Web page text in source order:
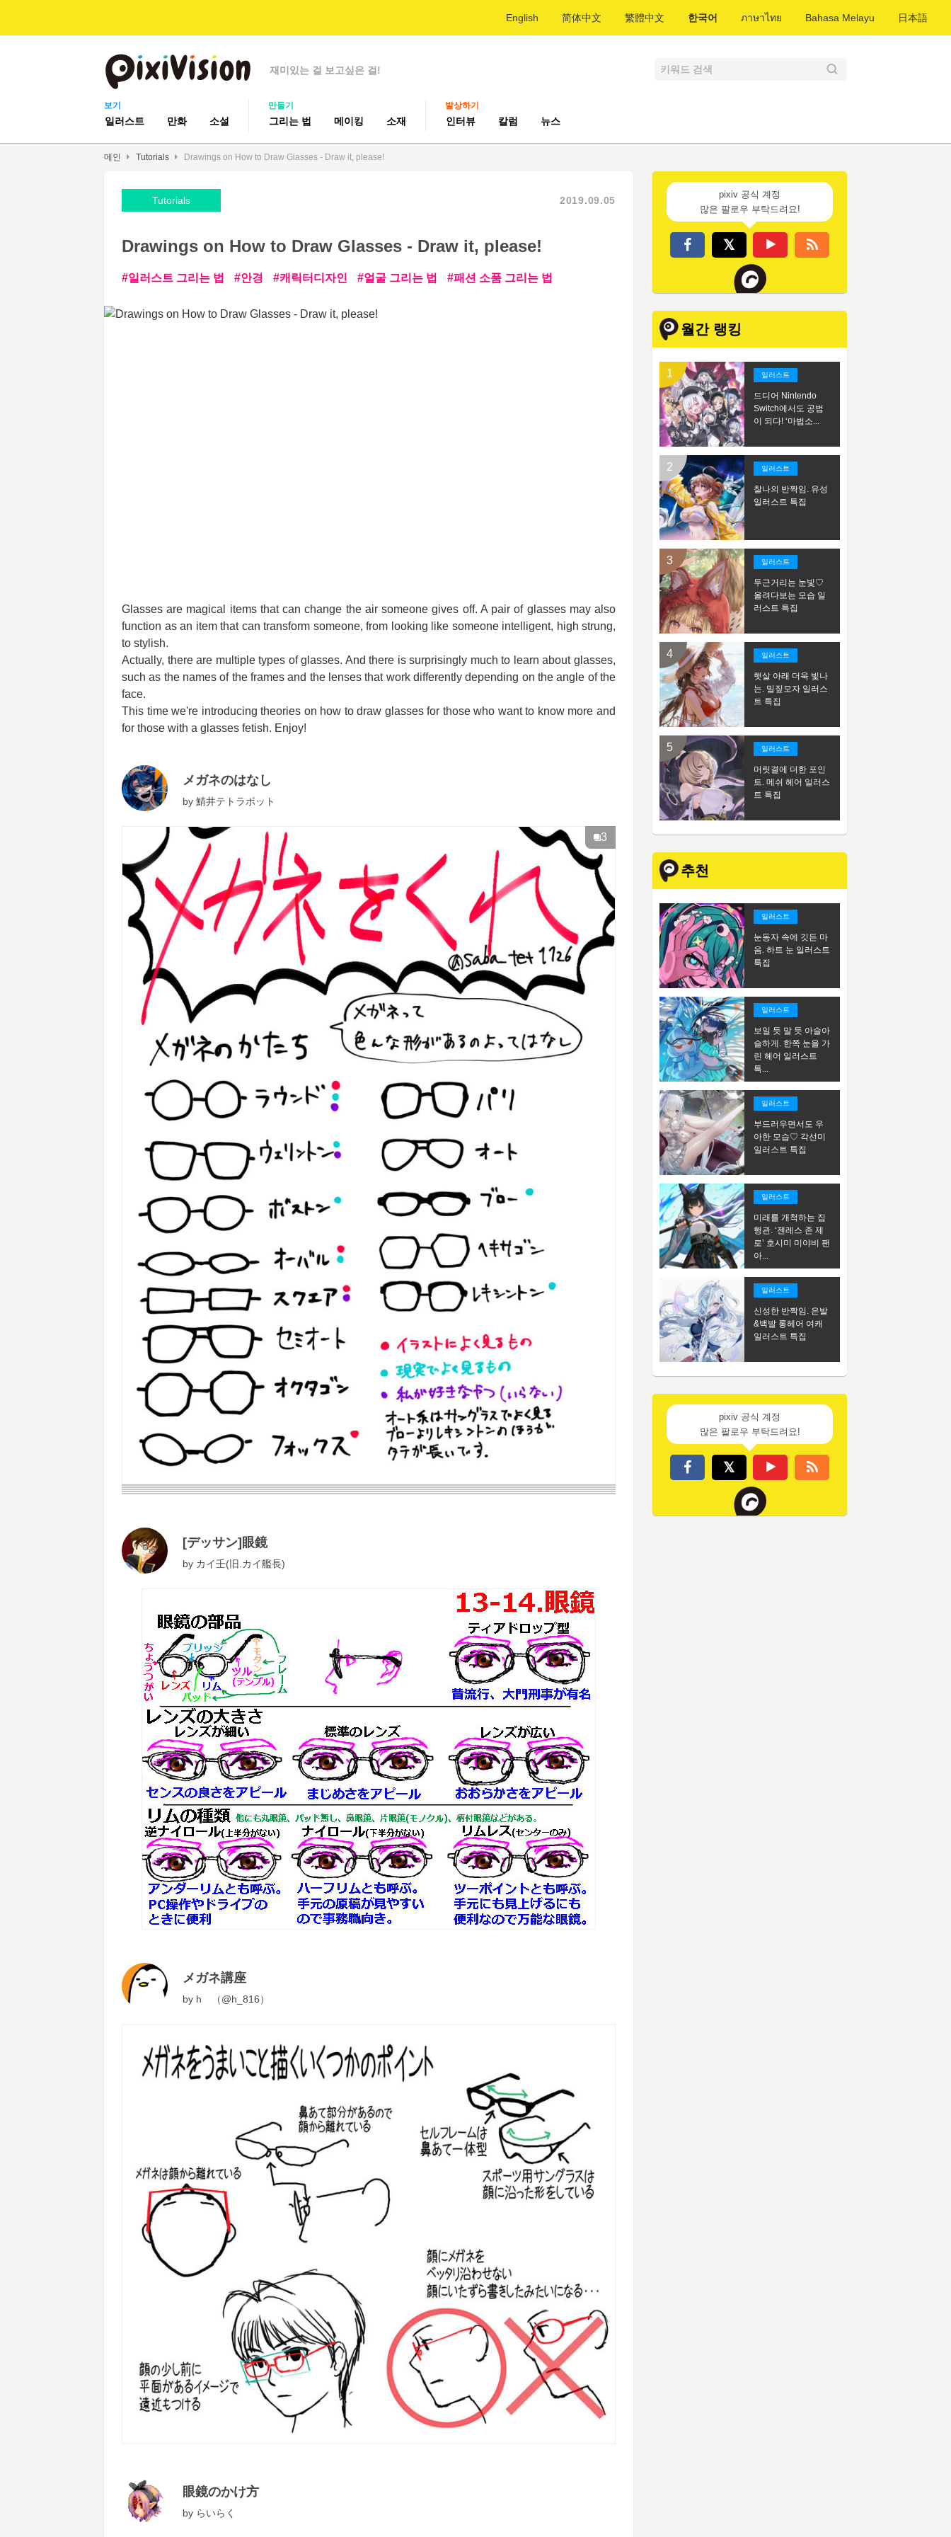
English 简体中文 繁體中文 한국어 ภาษาไทย Bahasa Melayu 日本語
재미있는 걸 보고싶은 걸!
보기
일러스트 만화 소설
만들기
그리는 법 메이킹 소재
발상하기
인터뷰 칼럼 뉴스
메인 Tutorials Drawings on How to Draw Glasses - Draw it, please!
Tutorials 2019.09.05
Drawings on How to Draw Glasses - Draw it, please!
일러스트 그리는 법 안경 캐릭터디자인 얼굴 그리는 법 패션 소품 그리는 법
Glasses are magical items that can change the air someone gives off. A pair of glasses may also
function as an item that can transform someone, from looking like someone intelligent, high strung,
to stylish.
Actually, there are multiple types of glasses. And there is surprisingly much to learn about glasses,
such as the names of the frames and the lenses that work differently depending on the angle of the
face.
This time we're introducing theories on how to draw glasses for those who want to know more and
for those with a glasses fetish. Enjoy!
メガネのはなし
by 鯖井テトラポット
3
[デッサン]眼鏡
by カイ壬(旧.カイ艦長)
メガネ講座
by h （@h_816）
眼鏡のかけ方
by らいらく
pixiv 공식 계정
많은 팔로우 부탁드려요!
월간 랭킹
일러스트
드디어 Nintendo
Switch에서도 공범
이 되다! ‘마법소...
일러스트
찰나의 반짝임. 유성
일러스트 특집
일러스트
두근거리는 눈빛♡
올려다보는 모습 일
러스트 특집
일러스트
햇살 아래 더욱 빛나
는. 밀짚모자 일러스
트 특집
일러스트
머릿결에 더한 포인
트. 메쉬 헤어 일러스
트 특집
추천
일러스트
눈동자 속에 깃든 마
음. 하트 눈 일러스트
특집
일러스트
보일 듯 말 듯 아슬아
슬하게. 한쪽 눈을 가
린 헤어 일러스트
특...
일러스트
부드러우면서도 우
아한 모습♡ 각선미
일러스트 특집
일러스트
미래를 개척하는 집
행관. ‘젠레스 존 제
로’ 호시미 미야비 팬
아...
일러스트
신성한 반짝임. 은발
&백발 롱헤어 여캐
일러스트 특집
pixiv 공식 계정
많은 팔로우 부탁드려요!